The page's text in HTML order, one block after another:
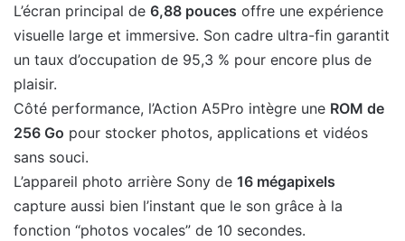
L’écran principal de 6,88 pouces offre une expérience
visuelle large et immersive. Son cadre ultra-fin garantit
un taux d’occupation de 95,3 % pour encore plus de
plaisir.
Côté performance, l’Action A5Pro intègre une ROM de
256 Go pour stocker photos, applications et vidéos
sans souci.
L’appareil photo arrière Sony de 16 mégapixels
capture aussi bien l’instant que le son grâce à la
fonction “photos vocales” de 10 secondes.